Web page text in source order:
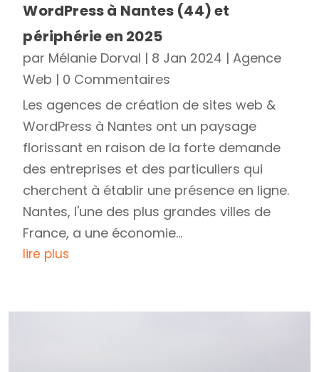
WordPress à Nantes (44) et
périphérie en 2025
par Mélanie Dorval | 8 Jan 2024 |Agence
Web | 0 Commentaires
Les agences de création de sites web &
WordPress à Nantes ont un paysage
florissant en raison de la forte demande
des entreprises et des particuliers qui
cherchent à établir une présence en ligne.
Nantes, l'une des plus grandes villes de
France, a une économie...
lire plus